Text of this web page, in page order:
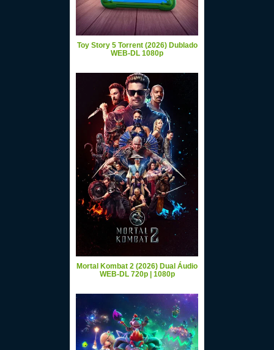
Toy Story 5 Torrent (2026) Dublado
WEB-DL 1080p
Mortal Kombat 2 (2026) Dual Áudio
WEB-DL 720p | 1080p